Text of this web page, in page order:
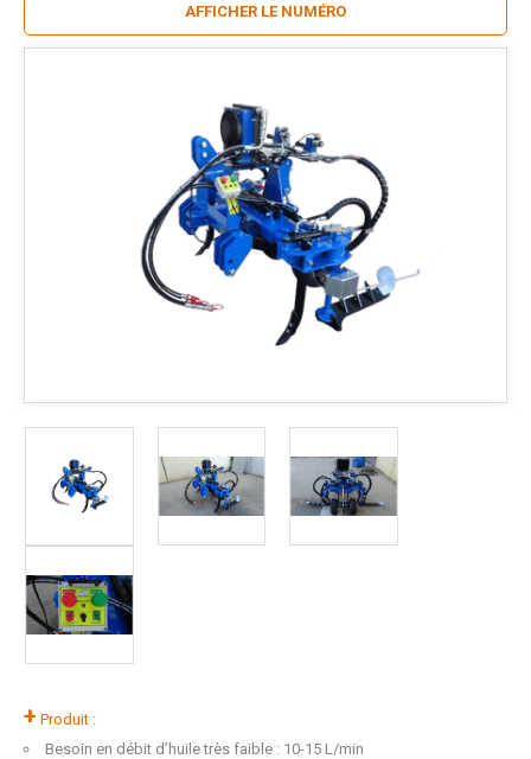
+ Produit :
Besoin en débit d’huile très faible : 10-15 L/min
AFFICHER LE NUMÉRO